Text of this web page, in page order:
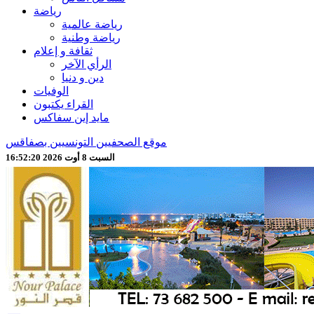
رياضة
رياضة عالمية
رياضة وطنية
ثقافة و إعلام
الرأي الآخر
دين و دنيا
الوفيات
القراء يكتبون
مايد إين سفاكس
موقع الصحفيين التونسيين بصفاقس
السبت 8 أوت 2026 16:52:23